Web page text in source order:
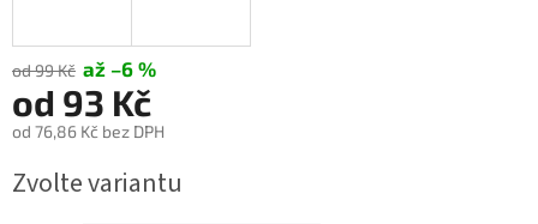
od 99 Kč až –6 %
od 93 Kč
od 76,86 Kč bez DPH
cena:
Zvolte variantu